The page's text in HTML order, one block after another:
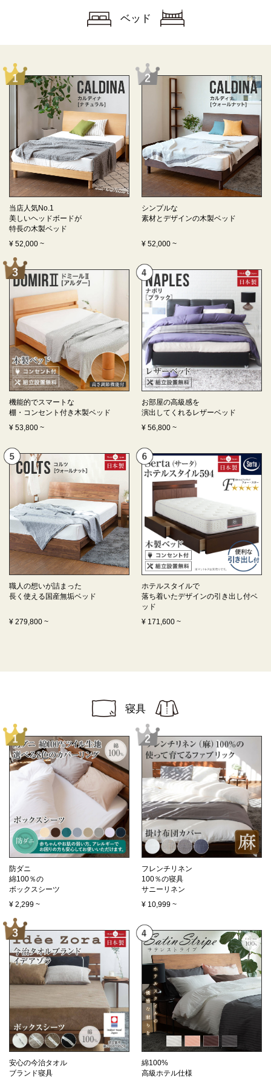
ベッド
当店人気No.1
美しいヘッドボードが
特長の木製ベッド
¥ 52,000 ~
シンプルな
素材とデザインの木製ベッド
¥ 52,000 ~
機能的でスマートな
棚・コンセント付き木製ベッド
¥ 53,800 ~
お部屋の高級感を
演出してくれるレザーベッド
¥ 56,800 ~
職人の想いが詰まった
長く使える 国産無垢ベッド
¥ 279,800 ~
ホテルスタイルで
落ち着いたデザインの引き出し付ベ
ッド
¥ 171,600 ~
寝具
防ダニ
綿100％の
ボックスシーツ
¥ 2,299 ~
フレンチリネン
100％の寝具
サニーリネン
¥ 10,999 ~
安心の今治タオル
ブランド寝具
綿100%
高級ホテル仕様